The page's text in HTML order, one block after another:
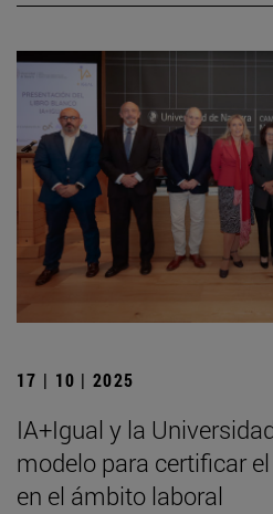
17 | 10 | 2025
IA+Igual y la
modelo para certificar
en el ámbito laboral